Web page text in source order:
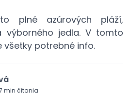
plné azúrových pláží,
výborného jedla. V tomto
všetky potrebné info.
min čítania